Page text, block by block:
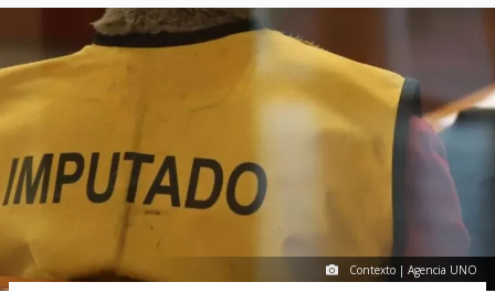
Contexto | Agencia UNO